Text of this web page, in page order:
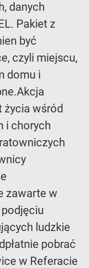
danych
Pakiet z
być
czyli miejscu,
domu i
wśród
i chorych
zawarte w
ludzkie
pobrać
w Referacie